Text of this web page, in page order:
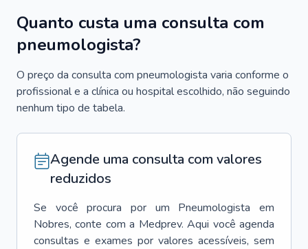
Quanto custa uma consulta com
pneumologista?
O preço da consulta com pneumologista varia conforme o
profissional e a clínica ou hospital escolhido, não seguindo
nenhum tipo de tabela.
Agende uma consulta com valores
reduzidos
Se você procura por um Pneumologista
em
Nobres, conte com a Medprev. Aqui você agenda
consultas e exames por valores acessíveis, sem